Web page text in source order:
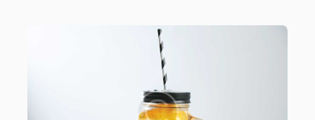
AİRSOFT & PAİNTBALL